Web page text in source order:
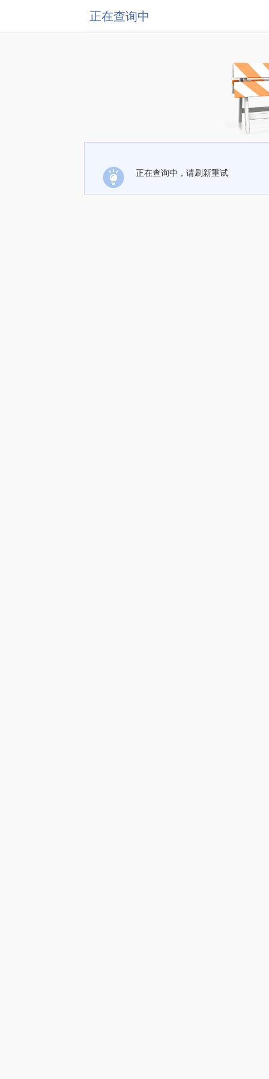
正在查询中
正在查询中，请刷新重试